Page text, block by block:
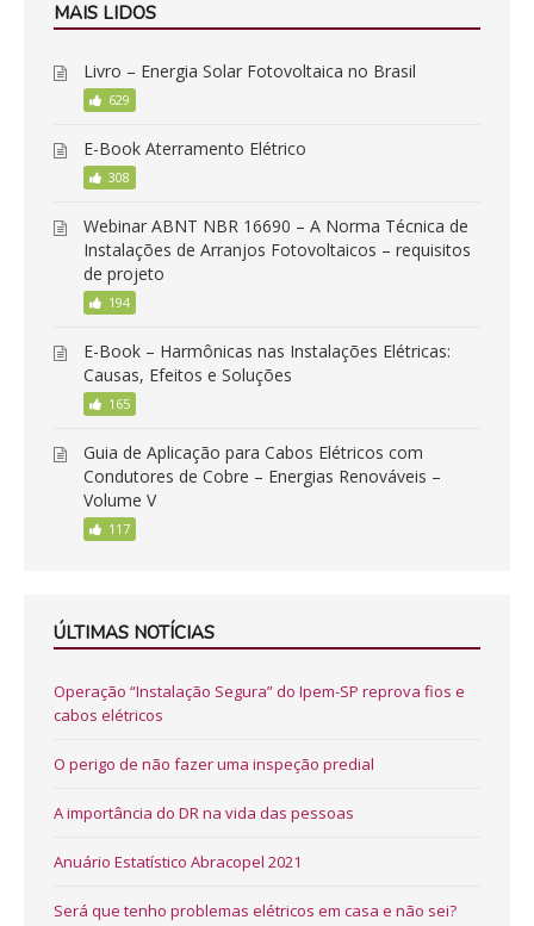
MAIS LIDOS
Livro – Energia Solar Fotovoltaica no Brasil
629
E-Book Aterramento Elétrico
308
Webinar ABNT NBR 16690 – A Norma Técnica de
Instalações de Arranjos Fotovoltaicos – requisitos
de projeto
194
E-Book – Harmônicas nas Instalações Elétricas:
Causas, Efeitos e Soluções
165
Guia de Aplicação para Cabos Elétricos com
Condutores de Cobre – Energias Renováveis –
Volume V
117
ÚLTIMAS NOTÍCIAS
Operação “Instalação Segura” do Ipem-SP reprova fios e
cabos elétricos
O perigo de não fazer uma inspeção predial
A importância do DR na vida das pessoas
Anuário Estatístico Abracopel 2021
Será que tenho problemas elétricos em casa e não sei?